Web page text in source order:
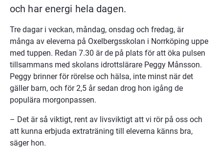
och har energi hela dagen.
Tre dagar i veckan, måndag, onsdag och fredag, är
många av eleverna på Oxelbergsskolan i Norrköping uppe
med tuppen. Redan 7.30 är de på plats för att öka pulsen
tillsammans med skolans idrottslärare Peggy Månsson.
Peggy brinner för rörelse och hälsa, inte minst när det
gäller barn, och för 2,5 år sedan drog hon igång de
populära morgonpassen.
– Det är så viktigt, rent av livsviktigt att vi rör på oss och
att kunna erbjuda extraträning till eleverna känns bra,
säger hon.